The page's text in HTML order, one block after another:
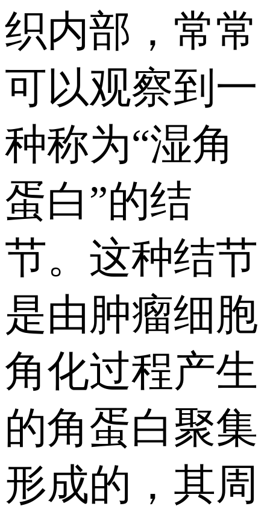
织内部，常常
可以观察到一
种称为“湿角
蛋白”的结
节。这种结节
是由肿瘤细胞
角化过程产生
的角蛋白聚集
形成的，其周